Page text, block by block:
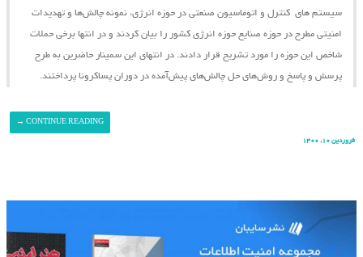
سیستم ‌های کنترل و اتوماسیون صنعتی در حوزه انرژی، نمونه چالش‌ها و تهدیدات
امنیتی مطرح در حوزه صنایع حوزه انرژی کشور را بیان کردند و در انتها برخی حملات
شاخص این حوزه را مورد تشریح قرار دادند. در انتهای این سمینار حاضرین به طرح
پرسش و پاسخ و روش‌های حل چالش‌های پیش‌آمده در دوران پساکرونا پرداختند.
CONTINUE READING
→
فروردین ۱۰, ۱۴۰۰